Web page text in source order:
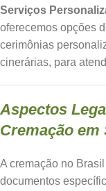
Serviços
oferecemos opções
cerimônias
cinerárias, para
Aspectos
Cremação em
A cremação no
documentos